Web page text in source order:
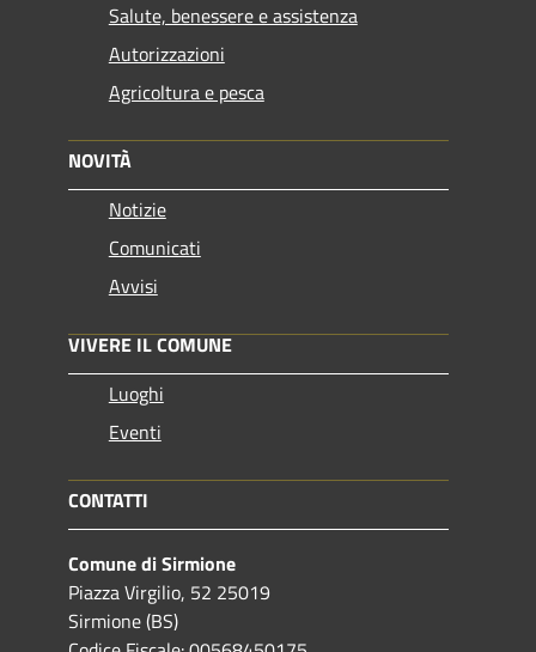
Salute, benessere e assistenza
Autorizzazioni
Agricoltura e pesca
NOVITÀ
Notizie
Comunicati
Avvisi
VIVERE IL COMUNE
Luoghi
Eventi
CONTATTI
Comune di Sirmione
Piazza Virgilio, 52 25019
Sirmione (BS)